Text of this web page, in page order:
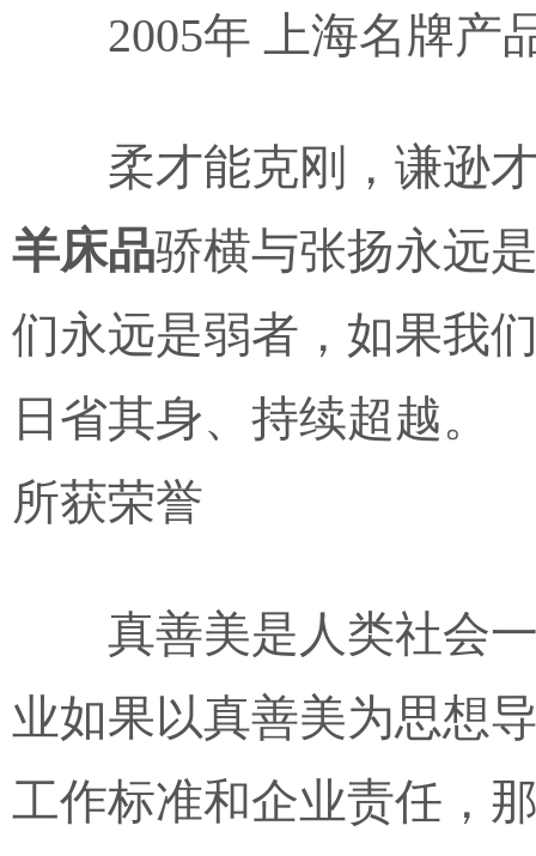
2005年 上海名牌产
柔才能克刚，谦逊
羊床品骄横与张扬永远
们永远是弱者，如果我
日省其身、持续超越。
所获荣誉
真善美是人类社会
业如果以真善美为思想
工作标准和企业责任，